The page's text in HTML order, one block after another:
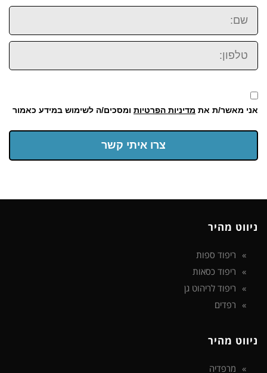
שם:
טלפון:
אני מאשר/ת את מדיניות הפרטיות ומסכים/ה לשימוש במידע כאמור
צרו איתי קשר
ניווט מהיר
ריפוד ספות
ריפוד כסאות
ריפוד לריהוט גן
רפדים
ניווט מהיר
מרפדיה